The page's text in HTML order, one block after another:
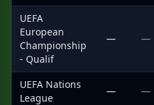
UEFA
European
Championship
- Qualif
— —
UEFA Nations
League
— —